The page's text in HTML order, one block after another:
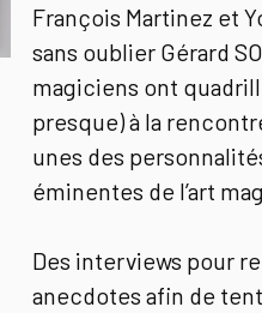
François Martinez et
sans oublier Gérard
magiciens ont
presque) à la
unes des
éminentes de l’art
Des interviews pour
anecdotes afin de